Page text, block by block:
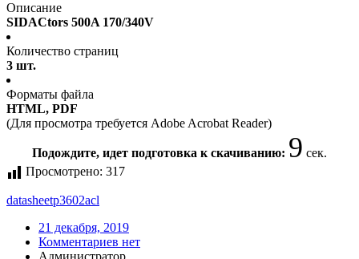
Описание
SIDACtors 500A 170/340V
Количество страниц
3 шт.
Форматы файла
HTML, PDF
(Для просмотра требуется Adobe Acrobat Reader)
Подождите, идет подготовка к скачиванию: 9 сек.
Просмотрено: 317
datasheetp3602acl
21 декабря, 2019
Комментариев нет